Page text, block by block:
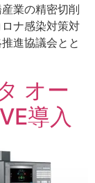
業の精密切削
ナ感染対策対
進協議会とと
オー
導入